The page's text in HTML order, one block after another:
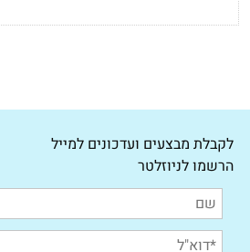
לקבלת מבצעים ועדכונים למייל
הרשמו לניוזלטר